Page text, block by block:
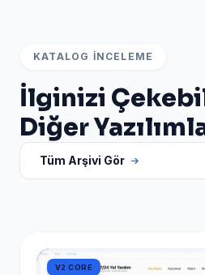
KATALOG İNCELEME
İlginizi
Diğer
Tüm Arşivi Gör
V2 CORE